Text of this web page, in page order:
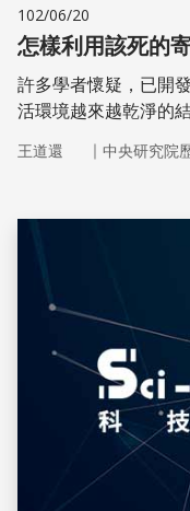
102/06/20
怎樣利用該死的
許多學者懷疑，已開
活環境越來越乾淨的
王道還 ｜ 中央研究院